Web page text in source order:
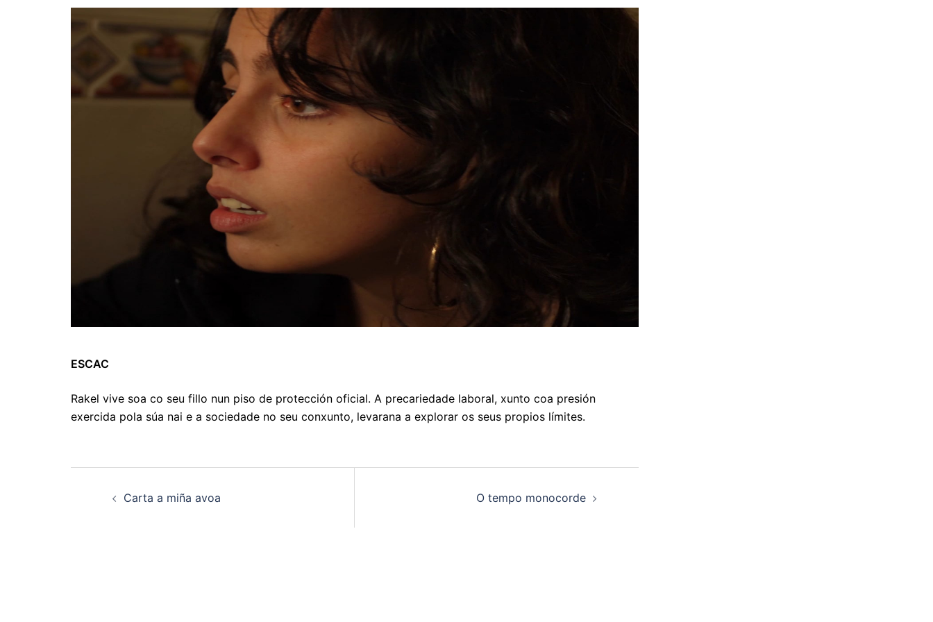
ESCAC
Rakel vive soa co seu fillo nun piso de protección oficial. A precariedade laboral, xunto coa presión
exercida pola súa nai e a sociedade no seu conxunto, levarana a explorar os seus propios límites.
Carta a miña avoa O tempo monocorde